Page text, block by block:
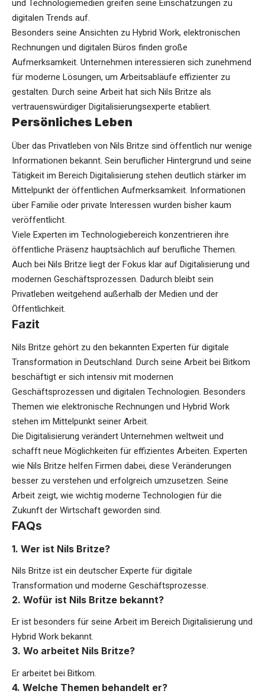
und Technologiemedien greifen seine Einschätzungen zu
digitalen Trends auf.
Besonders seine Ansichten zu Hybrid Work, elektronischen
Rechnungen und digitalen Büros finden große
Aufmerksamkeit. Unternehmen interessieren sich zunehmend
für moderne Lösungen, um Arbeitsabläufe effizienter zu
gestalten. Durch seine Arbeit hat sich Nils Britze als
vertrauenswürdiger Digitalisierungsexperte etabliert.
Persönliches Leben
Über das Privatleben von Nils Britze sind öffentlich nur wenige
Informationen bekannt. Sein beruflicher Hintergrund und seine
Tätigkeit im Bereich Digitalisierung stehen deutlich stärker im
Mittelpunkt der öffentlichen Aufmerksamkeit. Informationen
über Familie oder private Interessen wurden bisher kaum
veröffentlicht.
Viele Experten im Technologiebereich konzentrieren ihre
öffentliche Präsenz hauptsächlich auf berufliche Themen.
Auch bei Nils Britze liegt der Fokus klar auf Digitalisierung und
modernen Geschäftsprozessen. Dadurch bleibt sein
Privatleben weitgehend außerhalb der Medien und der
Öffentlichkeit.
Fazit
Nils Britze gehört zu den bekannten Experten für digitale
Transformation in Deutschland. Durch seine Arbeit bei Bitkom
beschäftigt er sich intensiv mit modernen
Geschäftsprozessen und digitalen Technologien. Besonders
Themen wie elektronische Rechnungen und Hybrid Work
stehen im Mittelpunkt seiner Arbeit.
Die Digitalisierung verändert Unternehmen weltweit und
schafft neue Möglichkeiten für effizientes Arbeiten. Experten
wie Nils Britze helfen Firmen dabei, diese Veränderungen
besser zu verstehen und erfolgreich umzusetzen. Seine
Arbeit zeigt, wie wichtig moderne Technologien für die
Zukunft der Wirtschaft geworden sind.
FAQs
1. Wer ist Nils Britze?
Nils Britze ist ein deutscher Experte für digitale
Transformation und moderne Geschäftsprozesse.
2. Wofür ist Nils Britze bekannt?
Er ist besonders für seine Arbeit im Bereich Digitalisierung und
Hybrid Work bekannt.
3. Wo arbeitet Nils Britze?
Er arbeitet bei Bitkom.
4. Welche Themen behandelt er?